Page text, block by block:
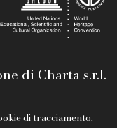
di Charta s.r.l.
di tracciamento.